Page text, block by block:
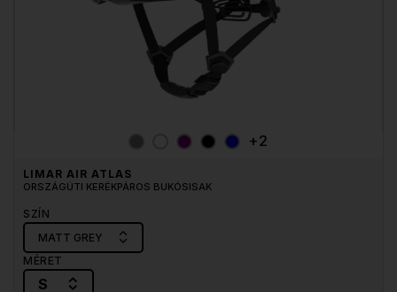
+2
LIMAR AIR ATLAS
ORSZÁGÚTI KERÉKPÁROS BUKÓSISAK
SZÍN
MATT GREY
MÉRET
S